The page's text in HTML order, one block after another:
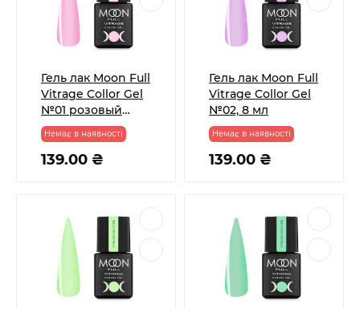
Гель лак Moon Full
Vitrage Collor Gel
№01 розовый
туман, 8 мл
Немає в наявності
139.00 ₴
Гель лак Moon Full
Vitrage Collor Gel
№02, 8 мл
Немає в наявності
139.00 ₴